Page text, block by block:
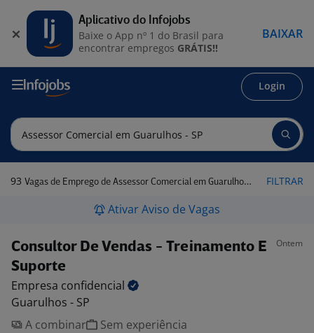
Login
93 Vagas de Emprego de Assessor Comercial em Guarulhos - SP FILTRAR
Ativar Aviso de Vagas
Consultor De Vendas - Treinamento E
Suporte
Ontem
Empresa confidencial
Guarulhos - SP
A combinar
Sem experiência
Aplicativo do Infojobs
Baixe o App nº 1 do Brasil para
encontrar empregos GRÁTIS!!
BAIXAR